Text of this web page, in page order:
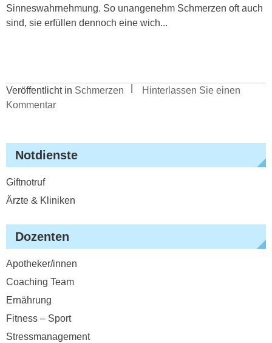
Sinneswahrnehmung. So unangenehm Schmerzen oft auch
sind, sie erfüllen dennoch eine wich...
Veröffentlicht in Schmerzen
Hinterlassen Sie einen
Kommentar
Notdienste
Giftnotruf
Ärzte & Kliniken
Dozenten
Apotheker/innen
Coaching Team
Ernährung
Fitness – Sport
Stressmanagement